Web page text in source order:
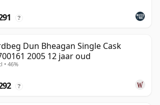
?
Dun Bheagan Single Cask
2005 12 jaar oud
• 46%
?